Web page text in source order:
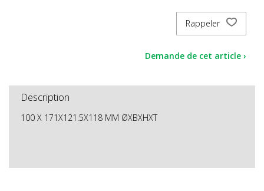
Rappeler
Demande de cet article ›
Description
100 X 171X121.5X118 MM ØXBXHXT